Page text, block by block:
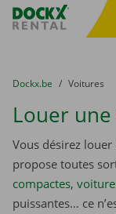
sitename
You are here:
du
Dockx.be to
Voitures
Louer une
Vous désirez
propose toutes
compactes,
puissantes… ce